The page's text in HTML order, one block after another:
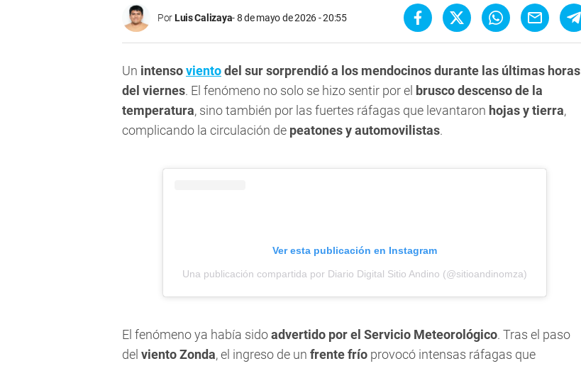
PorLuis Calizaya 8 de mayo de 2026 - 20:55
Un intensovientodel sur sorprendió a los mendocinos durante las últimas horas
del viernes. El fenómeno no solo se hizo sentir por el brusco descenso de la
temperatura, sino también por las fuertes ráfagas que levantaron hojas y tierra,
complicando la circulación de peatones y automovilistas.
Ver esta publicación en Instagram
Una publicación compartida por Diario Digital Sitio Andino (@sitioandinomza)
El fenómeno ya había sidoadvertido por el Servicio Meteorológico. Tras el paso
del viento Zonda, el ingreso de un frente frío provocó intensas ráfagas que